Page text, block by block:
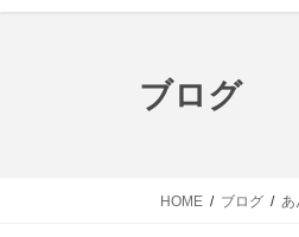
ブログ
HOME ブログ あ